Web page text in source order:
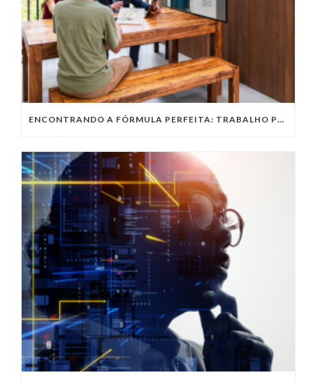
ENCONTRANDO A FÓRMULA PERFEITA: TRABALHO PRESENCIAL, HOME OFFICE OU TRABALHO HÍBRIDO?